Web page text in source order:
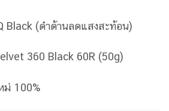
Black (ดำด้านลดแสงสะท้อน)
360 Black 60R (50g)
ม่ 100%